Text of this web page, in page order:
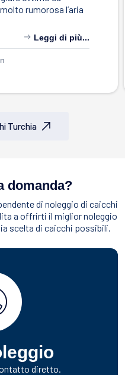
rumorosa l’aria
Leggi di più...
Turchia
domanda?
di noleggio di caicchi
a offrirti il miglior noleggio
scelta di caicchi possibili.
diretto.